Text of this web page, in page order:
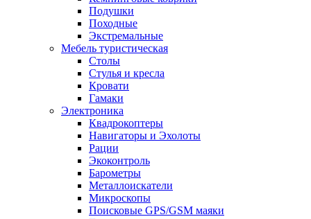
Подушки
Походные
Экстремальные
Мебель туристическая
Столы
Стулья и кресла
Кровати
Гамаки
Электроника
Квадрокоптеры
Навигаторы и Эхолоты
Рации
Экоконтроль
Барометры
Металлоискатели
Микроскопы
Поисковые GPS/GSM маяки